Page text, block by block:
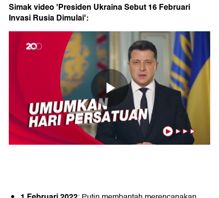
Simak video 'Presiden Ukraina Sebut 16 Februari
Invasi Rusia Dimulai':